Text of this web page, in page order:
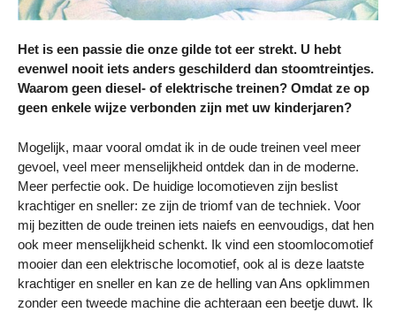
Het is een passie die onze gilde tot eer strekt. U hebt
evenwel nooit iets anders geschilderd dan stoomtreintjes.
Waarom geen diesel- of elektrische treinen? Omdat ze op
geen enkele wijze verbonden zijn met uw kinderjaren?
Mogelijk, maar vooral omdat ik in de oude treinen veel meer
gevoel, veel meer menselijkheid ontdek dan in de moderne.
Meer perfectie ook. De huidige locomotieven zijn beslist
krachtiger en sneller: ze zijn de triomf van de techniek. Voor
mij bezitten de oude treinen iets naiefs en eenvoudigs, dat hen
ook meer menselijkheid schenkt. Ik vind een stoomlocomotief
mooier dan een elektrische locomotief, ook al is deze laatste
krachtiger en sneller en kan ze de helling van Ans opklimmen
zonder een tweede machine die achteraan een beetje duwt. Ik